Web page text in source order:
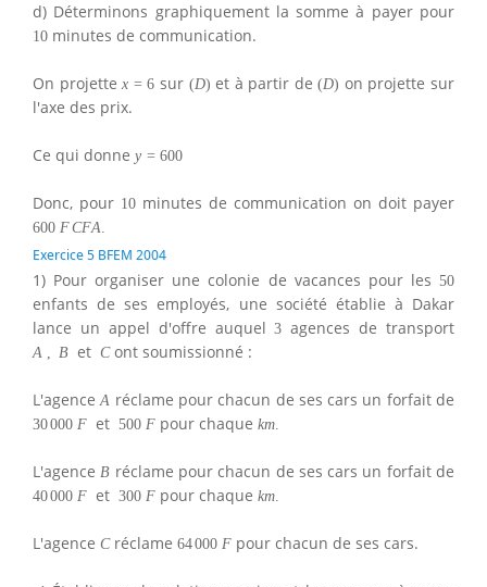
d) Déterminons graphiquement la somme à payer pour
10 minutes de communication.
On projettex = 6 sur (D) et à partir de(D) on projette sur
l'axe des prix.
Ce qui donne y = 600
Donc, pour 10 minutes de communication on doit payer
600 FCFA.
Exercice 5 BFEM 2004
1) Pour organiser une colonie de vacances pour les 50
enfants de ses employés, une société établie à Dakar
lance un appel d'offre auquel3 agences de transport
A , B et Cont soumissionné :
L'agenceA réclame pour chacun de ses cars un forfait de
30000 F et 500 F pour chaquekm.
L'agenceB réclame pour chacun de ses cars un forfait de
40000 F et 300 F pour chaquekm.
L'agence Créclame 64000 F pour chacun de ses cars.